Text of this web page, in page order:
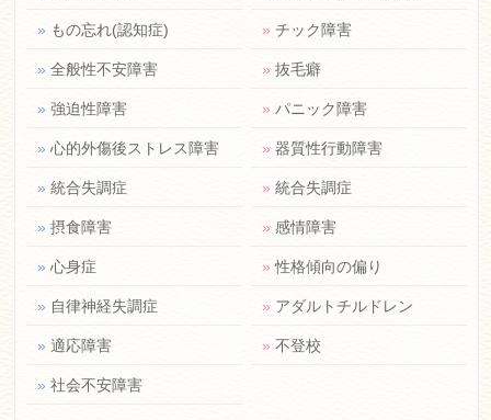
» もの忘れ(認知症)
» 全般性不安障害
» 強迫性障害
» 心的外傷後ストレス障害
» 統合失調症
» 摂食障害
» 心身症
» 自律神経失調症
» 適応障害
» 社会不安障害
» チック障害
» 抜毛癖
» パニック障害
» 器質性行動障害
» 統合失調症
» 感情障害
» 性格傾向の偏り
» アダルトチルドレン
» 不登校